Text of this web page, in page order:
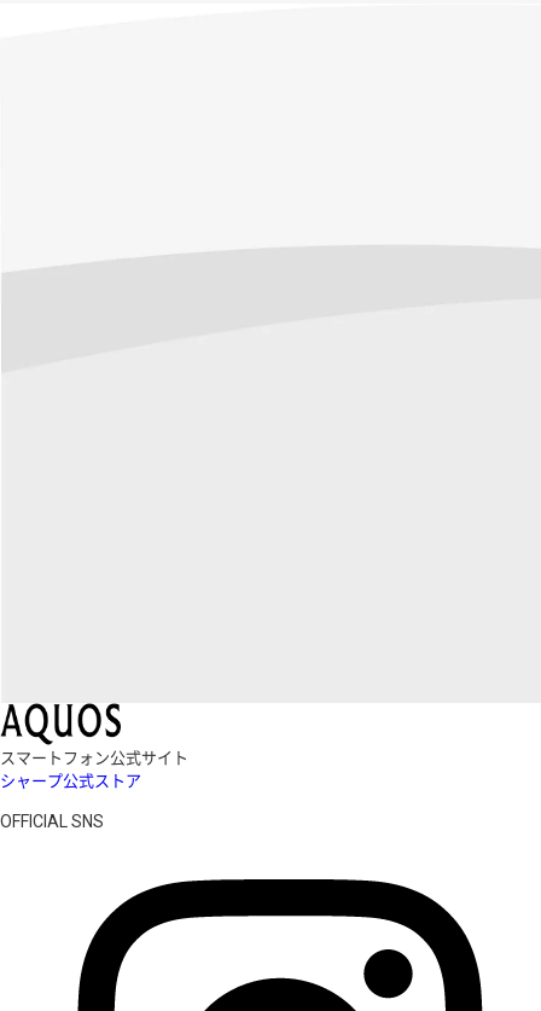
スマートフォン公式サイト
シャープ公式ストア
OFFICIAL SNS